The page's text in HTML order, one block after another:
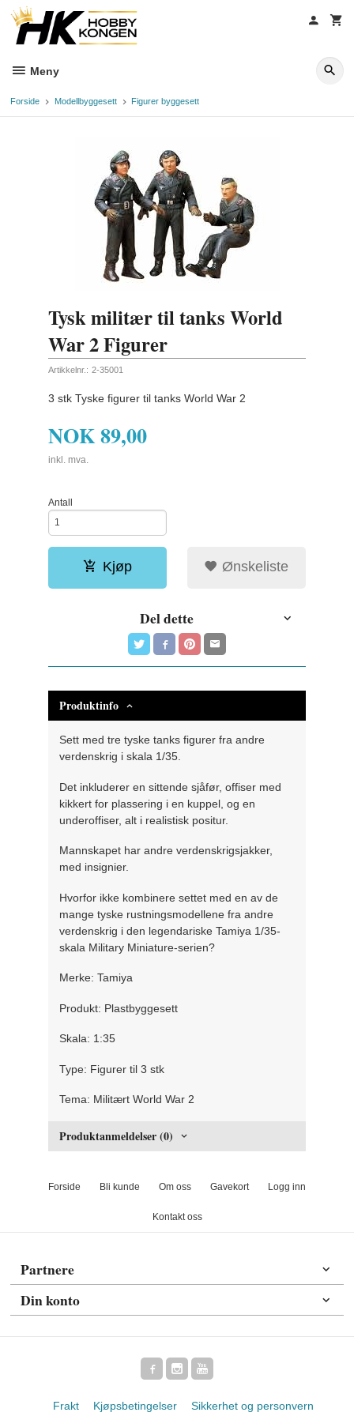
innholdet
Meny
Forside Modellbyggesett Figurer byggesett
Tysk militær til tanks World
War 2 Figurer
Artikkelnr.: 2-35001
3 stk Tyske figurer til tanks World War 2
NOK89,00
inkl. mva.
Antall
Kjøp Ønskeliste
Del dette
Produktinfo
Sett med tre tyske tanks figurer fra andre
verdenskrig i skala 1/35.
Det inkluderer en sittende sjåfør, offiser med
kikkert for plassering i en kuppel, og en
underoffiser, alt i realistisk positur.
Mannskapet har andre verdenskrigsjakker,
med insignier.
Hvorfor ikke kombinere settet med en av de
mange tyske rustningsmodellene fra andre
verdenskrig i den legendariske Tamiya 1/35-
skala Military Miniature-serien?
Merke: Tamiya
Produkt: Plastbyggesett
Skala: 1:35
Type: Figurer til 3 stk
Tema: Militært World War 2
Produktanmeldelser (0)
Forside Bli kunde Om oss Gavekort Logg inn
Kontakt oss
Partnere
Din konto
Frakt Kjøpsbetingelser Sikkerhet og personvern